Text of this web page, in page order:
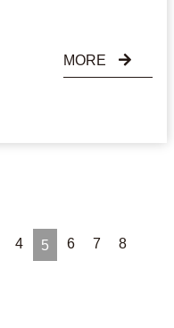
MORE
4 5 6 7 8